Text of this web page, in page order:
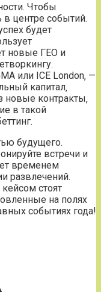
Чтобы
в центре событий.
будет
новые ГЕО и
или ICE London‚ —
капитал‚
новые контракты‚
в такой
будущего.
встречи и
временем
развлечений.
стоят
на полях
событиях года!